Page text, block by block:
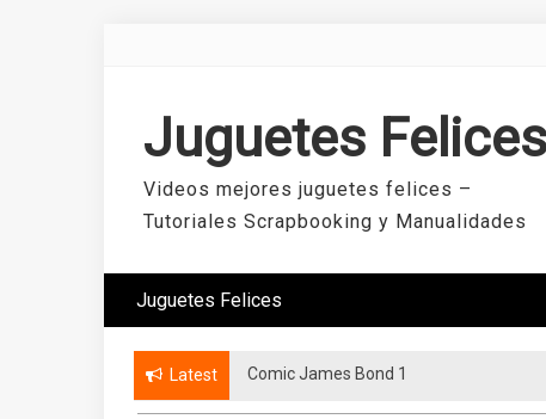
Juguetes Felices
Videos mejores juguetes felices –
Tutoriales Scrapbooking y Manualidades
Juguetes Felices
Latest Comic James Bond 1